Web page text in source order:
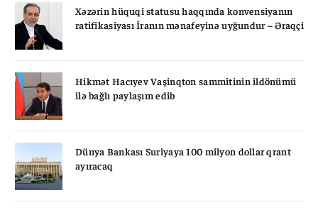
Xəzərin hüquqi statusu haqqında konvensiyanın
ratifikasiyası İranın mənafeyinə uyğundur – Əraqçi
Hikmət Hacıyev Vaşinqton sammitinin ildönümü
ilə bağlı paylaşım edib
Dünya Bankası Suriyaya 100 milyon dollar qrant
ayıracaq